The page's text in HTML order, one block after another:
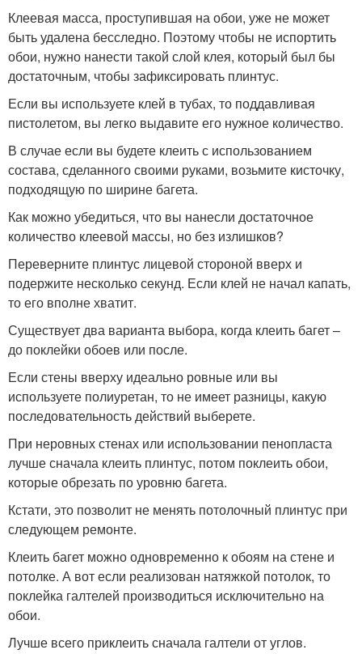
Клеевая масса, проступившая на обои, уже не может
быть удалена бесследно. Поэтому чтобы не испортить
обои, нужно нанести такой слой клея, который был бы
достаточным, чтобы зафиксировать плинтус.
Если вы используете клей в тубах, то поддавливая
пистолетом, вы легко выдавите его нужное количество.
В случае если вы будете клеить с использованием
состава, сделанного своими руками, возьмите кисточку,
подходящую по ширине багета.
Как можно убедиться, что вы нанесли достаточное
количество клеевой массы, но без излишков?
Переверните плинтус лицевой стороной вверх и
подержите несколько секунд. Если клей не начал капать,
то его вполне хватит.
Существует два варианта выбора, когда клеить багет –
до поклейки обоев или после.
Если стены вверху идеально ровные или вы
используете полиуретан, то не имеет разницы, какую
последовательность действий выберете.
При неровных стенах или использовании пенопласта
лучше сначала клеить плинтус, потом поклеить обои,
которые обрезать по уровню багета.
Кстати, это позволит не менять потолочный плинтус при
следующем ремонте.
Клеить багет можно одновременно к обоям на стене и
потолке. А вот если реализован натяжкой потолок, то
поклейка галтелей производиться исключительно на
обои.
Лучше всего приклеить сначала галтели от углов.